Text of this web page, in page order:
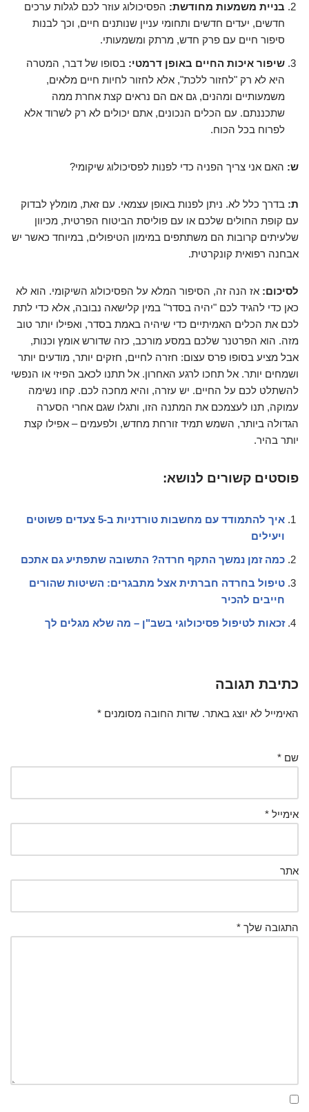
בניית משמעות מחודשת: הפסיכולוג עוזר לכם לגלות ערכים
חדשים, יעדים חדשים ותחומי עניין שנותנים חיים, וכך לבנות
סיפור חיים עם פרק חדש, מרתק ומשמעותי.
שיפור איכות החיים באופן דרמטי: בסופו של דבר, המטרה
היא לא רק "לחזור ללכת", אלא לחזור לחיות חיים מלאים,
משמעותיים ומהנים, גם אם הם נראים קצת אחרת ממה
שתכננתם. עם הכלים הנכונים, אתם יכולים לא רק לשרוד אלא
לפרוח בכל הכוח.
ש: האם אני צריך הפניה כדי לפנות לפסיכולוג שיקומי?
ת: בדרך כלל לא. ניתן לפנות באופן עצמאי. עם זאת, מומלץ לבדוק
עם קופת החולים שלכם או עם פוליסת הביטוח הפרטית, מכיוון
שלעיתים קרובות הם משתתפים במימון הטיפולים, במיוחד כאשר יש
אבחנה רפואית קונקרטית.
לסיכום: אז הנה זה, הסיפור המלא על הפסיכולוג השיקומי. הוא לא
כאן כדי להגיד לכם "יהיה בסדר" במין קלישאה נבובה, אלא כדי לתת
לכם את הכלים האמיתיים כדי שיהיה באמת בסדר, ואפילו יותר טוב
מזה. הוא הפרטנר שלכם במסע מורכב, כזה שדורש אומץ וכנות,
אבל מציע בסופו פרס עצום: חזרה לחיים, חזקים יותר, מודעים יותר
ושמחים יותר. אל תחכו לרגע האחרון. אל תתנו לכאב הפיזי או הנפשי
להשתלט לכם על החיים. יש עזרה, והיא מחכה לכם. קחו נשימה
עמוקה, תנו לעצמכם את המתנה הזו, ותגלו שגם אחרי הסערה
הגדולה ביותר, השמש תמיד זורחת מחדש, ולפעמים – אפילו קצת
יותר בהיר.
פוסטים קשורים לנושא:
איך להתמודד עם מחשבות טורדניות ב-5 צעדים פשוטים
ויעילים
כמה זמן נמשך התקף חרדה? התשובה שתפתיע גם אתכם
טיפול בחרדה חברתית אצל מתבגרים: השיטות שהורים
חייבים להכיר
זכאות לטיפול פסיכולוגי בשב"ן – מה שלא מגלים לך
כתיבת תגובה
האימייל לא יוצג באתר. שדות החובה מסומנים *
שם *
אימייל *
אתר
התגובה שלך *